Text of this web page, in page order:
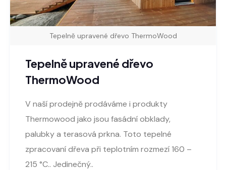
Tepelně upravené dřevo ThermoWood
Tepelně upravené dřevo
ThermoWood
V naší prodejně prodáváme i produkty
Thermowood jako jsou fasádní obklady,
palubky a terasová prkna. Toto tepelné
zpracovaní dřeva při teplotním rozmezí 160 –
215 °C.. Jedinečný..